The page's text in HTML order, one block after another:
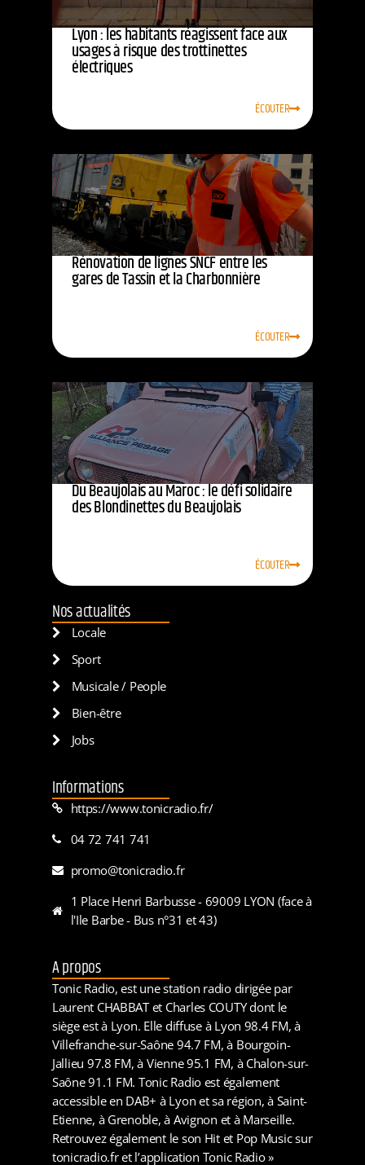
Lyon : les habitants réagissent face aux
usages à risque des trottinettes
électriques
ÉCOUTER
Rénovation de lignes SNCF entre les
gares de Tassin et la Charbonnière
ÉCOUTER
Du Beaujolais au Maroc : le défi solidaire
des Blondinettes du Beaujolais
ÉCOUTER
Nos actualités
Locale
Sport
Musicale / People
Bien-être
Jobs
Informations
https://www.tonicradio.fr/
04 72 741 741
promo@tonicradio.fr
1 Place Henri Barbusse - 69009 LYON (face à
l'Ile Barbe - Bus n°31 et 43)
A propos
Tonic Radio, est une station radio dirigée par
Laurent CHABBAT et Charles COUTY dont le
siège est à Lyon. Elle diffuse à Lyon 98.4 FM, à
Villefranche-sur-Saône 94.7 FM, à Bourgoin-
Jallieu 97.8 FM, à Vienne 95.1 FM, à Chalon-sur-
Saône 91.1 FM. Tonic Radio est également
accessible en DAB+ à Lyon et sa région, à Saint-
Etienne, à Grenoble, à Avignon et à Marseille.
Retrouvez également le son Hit et Pop Music sur
tonicradio.fr et l’application Tonic Radio »